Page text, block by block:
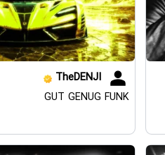
TheDENJI
GUT GENUG FUNK